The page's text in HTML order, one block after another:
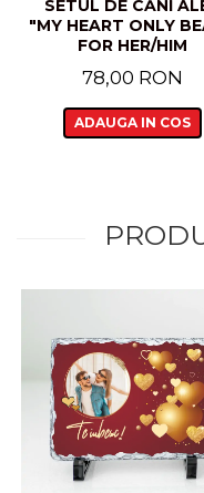
SETUL DE CĂNI
"MY HEART ONLY
FOR HER/HIM
78,00 RON
ADAUGA IN COS